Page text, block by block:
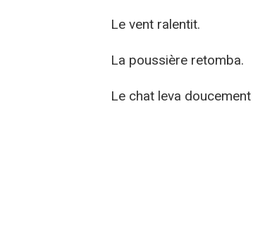
Le vent ralentit.
La poussière retomba.
Le chat leva